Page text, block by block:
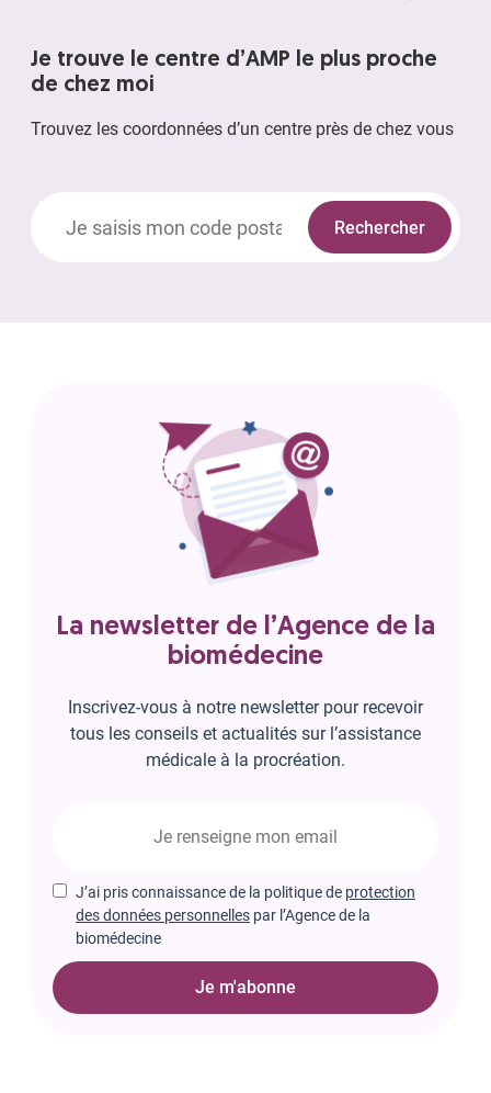
Je trouve le centre d’AMP le plus proche
de chez moi
Trouvez les coordonnées d’un centre près de chez vous
Rechercher
La newsletter de l’Agence de la
biomédecine
Inscrivez-vous à notre newsletter pour recevoir
tous les conseils et actualités sur l’assistance
médicale à la procréation.
J’ai pris connaissance de la politique de protection
des données personnelles par l’Agence de la
biomédecine
Je m'abonne